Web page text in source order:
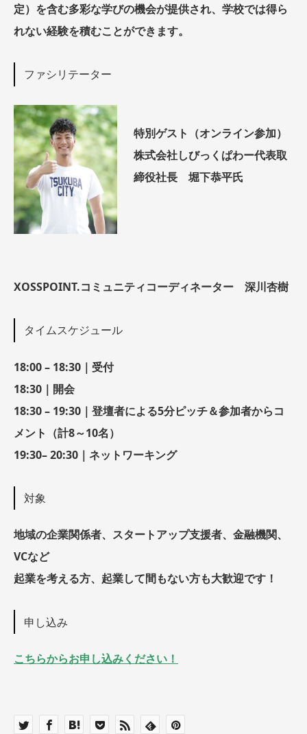
定）を含む多彩な学びの機会が提供され、学校では得ら
れない経験を積むことができます。
ファシリテーター
特別ゲスト（オンライン参加）
株式会社しびっくぱわー代表取
締役社長 堀下恭平氏
XOSSPOINT.コミュニティコーディネーター 深川杏樹
タイムスケジュール
18:00 – 18:30｜受付
18:30｜開会
18:30 – 19:30｜登壇者による5分ピッチ＆参加者からコ
メント（計8～10名）
19:30– 20:30｜ネットワーキング
対象
地域の企業関係者、スタートアップ支援者、金融機関、
VCなど
起業を考える方、起業して間もない方も大歓迎です！
申し込み
こちらからお申し込みください！